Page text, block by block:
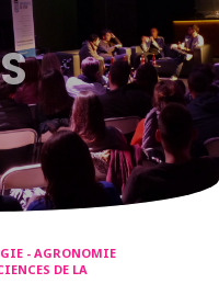
- AGRONOMIE
DE LA